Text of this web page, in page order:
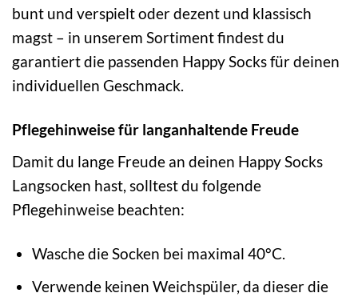
bunt und verspielt oder dezent und klassisch
magst – in unserem Sortiment findest du
garantiert die passenden Happy Socks für deinen
individuellen Geschmack.
Pflegehinweise für langanhaltende Freude
Damit du lange Freude an deinen Happy Socks
Langsocken hast, solltest du folgende
Pflegehinweise beachten:
Wasche die Socken bei maximal 40°C.
Verwende keinen Weichspüler, da dieser die